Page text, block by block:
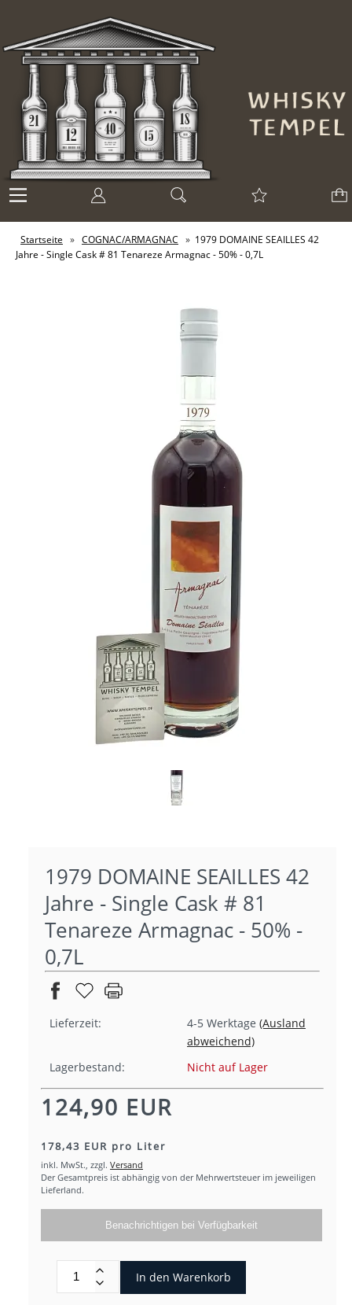
Startseite » COGNAC/ARMAGNAC » 1979 DOMAINE SEAILLES 42
Jahre - Single Cask # 81 Tenareze Armagnac - 50% - 0,7L
1979 DOMAINE SEAILLES 42
Jahre - Single Cask # 81
Tenareze Armagnac - 50% -
0,7L
Lieferzeit: 4-5 Werktage (Ausland
abweichend)
Lagerbestand:
Nicht auf Lager
124,90 EUR
178,43 EUR pro Liter
inkl. MwSt., zzgl. Versand
Der Gesamtpreis ist abhängig von der Mehrwertsteuer im jeweiligen
Lieferland.
Benachrichtigen bei Verfügbarkeit
In den Warenkorb